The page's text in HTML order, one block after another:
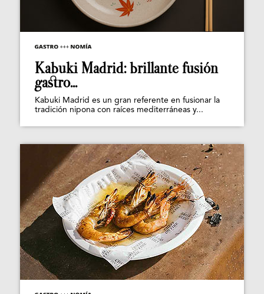
Kabuki Madrid: brillante fusión
gastro...
Kabuki Madrid es un gran referente en fusionar la
tradición nipona con raíces mediterráneas y...